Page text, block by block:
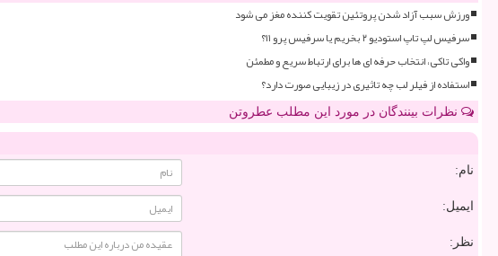
ورزش سبب آزاد شدن پروتئین تقویت کننده مغز می شود
سرفیس لپ تاپ استودیو ۲ بخریم یا سرفیس پرو ۱۱؟
واکی تاکی، انتخاب حرفه ای ها برای ارتباط سریع و مطمئن
استفاده از فیلر لب چه تاثیری در زیبایی صورت دارد؟
نظرات بینندگان در مورد این مطلب عطروتن
نام:
ایمیل:
نظر: